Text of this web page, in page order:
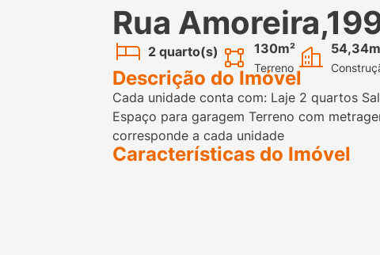
Rua
2 quarto(s) 130m²
Terreno
Descrição do Imóvel
Cada unidade conta com: Laje 2 quartos
Espaço para garagem Terreno com
corresponde a cada unidade
Características do Imóvel